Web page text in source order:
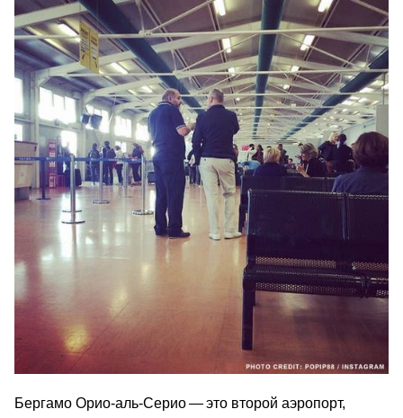
Бергамо Орио-аль-Серио — это второй аэропорт,